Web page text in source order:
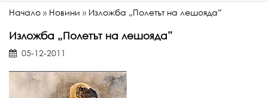
Начало » Новини » Изложба „Полетът на лешояда”
Изложба „Полетът на лешояда”
05-12-2011